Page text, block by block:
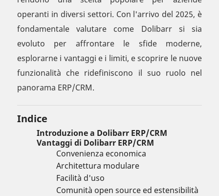
operanti in diversi settori. Con l'arrivo del 2025, è
fondamentale valutare come Dolibarr si sia
evoluto per affrontare le sfide moderne,
esplorarne i vantaggi e i limiti, e scoprire le nuove
funzionalità che ridefiniscono il suo ruolo nel
panorama ERP/CRM.
Indice
Introduzione a Dolibarr ERP/CRM
Vantaggi di Dolibarr ERP/CRM
Convenienza economica
Architettura modulare
Facilità d'uso
Comunità open source ed estensibilità